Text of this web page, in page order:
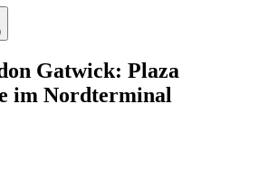
Gatwick: Plaza
im Nordterminal